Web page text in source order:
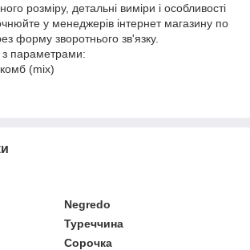
розміру, детальні виміри і особливості
у менеджерів інтернет магазину по
форму зворотнього зв'язку.
з параметрами:
(mix)
Negredo
Туреччина
Сорочка